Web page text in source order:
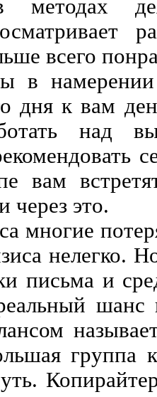
методах
всего
в
дня к вам
над
вам
через это.
многие
нелегко.
письма и
шанс
группа